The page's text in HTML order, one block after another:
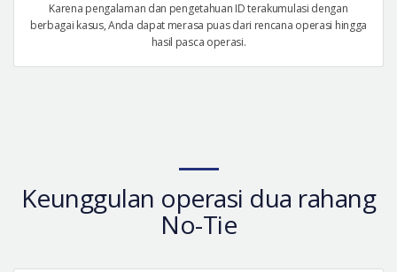
Karena pengalaman dan pengetahuan ID terakumulasi dengan
berbagai kasus, Anda dapat merasa puas dari rencana operasi hingga
hasil pasca operasi.
Keunggulan operasi dua rahang
No-Tie